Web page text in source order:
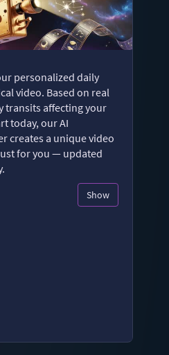
personalized daily
video. Based on real
transits affecting your
today, our AI
creates a unique video
for you — updated
Show